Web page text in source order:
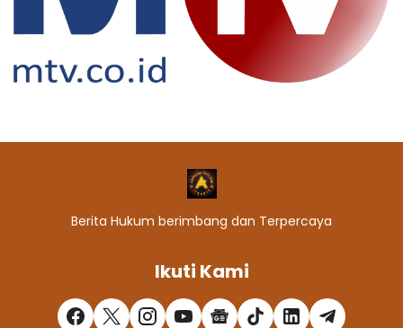
Berita Hukum berimbang dan Terpercaya
Ikuti Kami